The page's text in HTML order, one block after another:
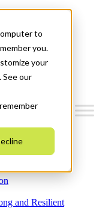
to
you.
your
See our
and Resilient